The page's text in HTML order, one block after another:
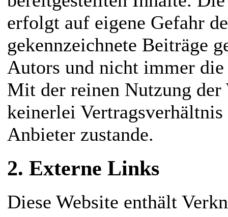
erfolgt auf eigene Gefahr
gekennzeichnete Beiträge
Autors und nicht immer
Mit der reinen Nutzung der
keinerlei
Anbieter zustande.
2. Externe Links
Diese Website enthält